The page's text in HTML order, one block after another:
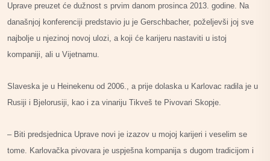
Uprave preuzet će dužnost s prvim danom prosinca 2013. godine. Na
današnjoj konferenciji predstavio ju je Gerschbacher, poželjevši joj sve
najbolje u njezinoj novoj ulozi, a koji će karijeru nastaviti u istoj
kompaniji, ali u Vijetnamu.
Slaveska je u Heinekenu od 2006., a prije dolaska u Karlovac radila je u
Rusiji i Bjelorusiji, kao i za vinariju Tikveš te Pivovari Skopje.
– Biti predsjednica Uprave novi je izazov u mojoj karijeri i veselim se
tome. Karlovačka pivovara je uspješna kompanija s dugom tradicijom i